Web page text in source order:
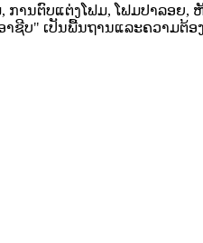
ານຕົບແຕ່ງໂຟມ, ໂຟມປາລອຍ
ບ" ເປັນພື້ນຖານແລະຄວາມຕ້ອ